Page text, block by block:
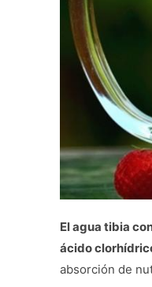
El agua tibia
ácido
absorción de